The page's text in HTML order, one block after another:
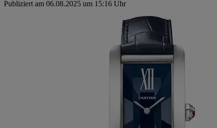
Publiziert am 06.08.2025 um 15:16 Uhr